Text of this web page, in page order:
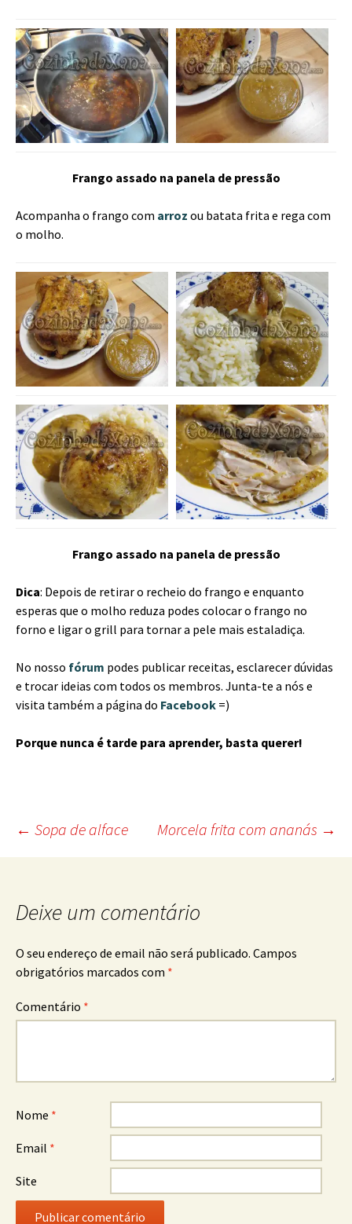
Frango assado na panela de pressão
Acompanha o frango com arroz ou batata frita e rega com
o molho.
Frango assado na panela de pressão
Dica: Depois de retirar o recheio do frango e enquanto
esperas que o molho reduza podes colocar o frango no
forno e ligar o grill para tornar a pele mais estaladiça.
No nosso fórum podes publicar receitas, esclarecer dúvidas
e trocar ideias com todos os membros. Junta-te a nós e
visita também a página do Facebook =)
Porque nunca é tarde para aprender, basta querer!
Post
← Sopa de alface Morcela frita com ananás →
Deixe um comentário
O seu endereço de email não será publicado. Campos
obrigatórios marcados com *
Comentário *
Nome *
Email *
Site